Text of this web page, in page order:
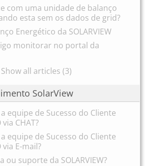
com uma unidade de balanço
esta sem os dados de grid?
Energético da SOLARVIEW
monitorar no portal da
Show all articles (3)
SolarView
equipe de Sucesso do Cliente
CHAT?
equipe de Sucesso do Cliente
via E-mail?
ou suporte da SOLARVIEW?